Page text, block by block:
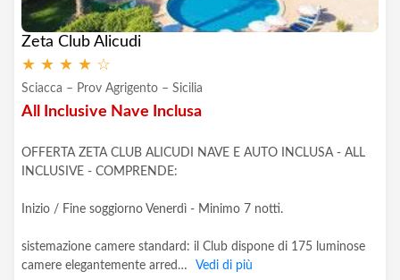
Zeta Club Alicudi
★ ★ ★ ★ ☆
Sciacca – Prov Agrigento – Sicilia
All Inclusive Nave Inclusa
OFFERTA ZETA CLUB ALICUDI NAVE E AUTO INCLUSA - ALL
INCLUSIVE - COMPRENDE:
Inizio / Fine soggiorno Venerdì - Minimo 7 notti.
sistemazione camere standard: il Club dispone di 175 luminose
camere elegantemente arred…
Vedi di più